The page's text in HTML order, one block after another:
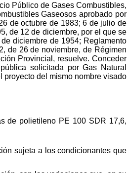
Público de Gases Combustibles,
Gaseosos aprobado por
de octubre de 1983; 6 de julio de
de 12 de diciembre, por el que se
diciembre de 1954; Reglamento
de 26 de noviembre, de Régimen
Provincial, resuelve. Conceder
solicitada por Gas Natural
proyecto del mismo nombre visado
de polietileno PE 100 SDR 17,6,
sujeta a los condicionantes que